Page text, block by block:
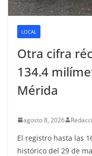
LOCAL
Otra cifra
134.4
Mérida
agosto 8, 2026
El registro hasta las
histórico del 29 de